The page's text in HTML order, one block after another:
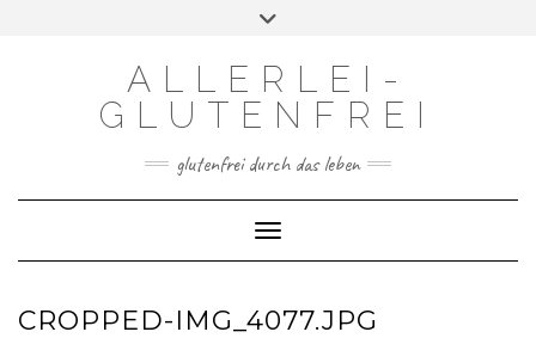
ALLERLEI-
GLUTENFREI
glutenfrei durch das leben
Toggle Navigation
CROPPED-IMG_4077.JPG